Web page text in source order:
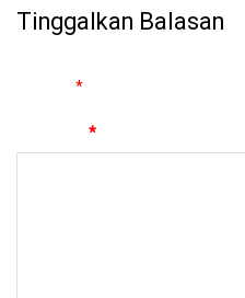
Tinggalkan Balasan
*
*